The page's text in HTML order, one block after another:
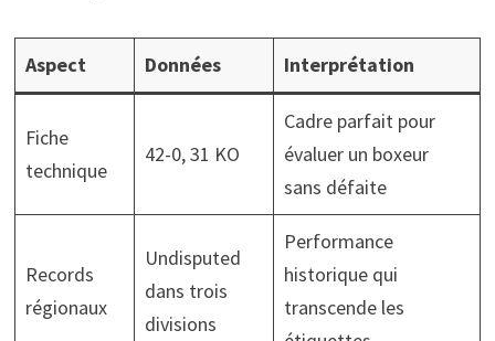
Aspect Données Interprétation
Fiche
technique
42-0, 31 KO
Cadre parfait pour
évaluer un boxeur
sans défaite
Records
régionaux
Undisputed
dans trois
divisions
Performance
historique qui
transcende les